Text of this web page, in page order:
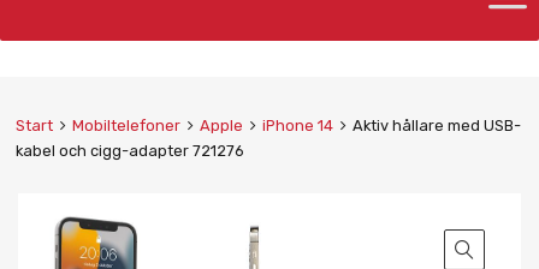
Start Mobiltelefoner Apple iPhone 14
Aktiv hållare med USB-
kabel och cigg-adapter 721276